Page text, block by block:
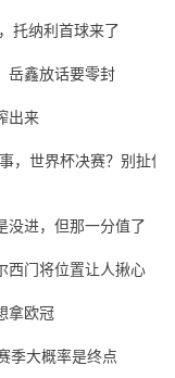
托纳利首球来了
岳鑫放话要零封
出来
，世界杯决赛？别扯什
没进，但那一分值了
西门将位置让人揪心
拿欧冠
季大概率是终点